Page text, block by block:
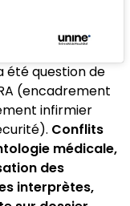
été question de
(encadrement
infirmier
Conflits
médicale,
des
interprètes,